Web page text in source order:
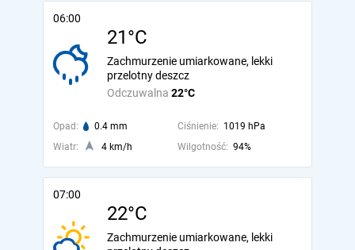
06:00
21°C
Odczuwalna 22°C
Zachmurzenie umiarkowane, lekki
przelotny deszcz
Opad: 0.4 mm Ciśnienie: 1019 hPa
Wiatr:
4 km/h Wilgotność: 94%
07:00
22°C
Zachmurzenie umiarkowane, lekki